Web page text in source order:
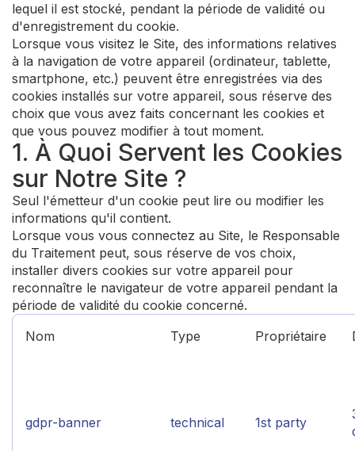
lequel il est stocké, pendant la période de validité ou
d'enregistrement du cookie.
Lorsque vous visitez le Site, des informations relatives
à la navigation de votre appareil (ordinateur, tablette,
smartphone, etc.) peuvent être enregistrées via des
cookies installés sur votre appareil, sous réserve des
choix que vous avez faits concernant les cookies et
que vous pouvez modifier à tout moment.
1. À Quoi Servent les Cookies
sur Notre Site ?
Seul l'émetteur d'un cookie peut lire ou modifier les
informations qu'il contient.
Lorsque vous vous connectez au Site, le Responsable
du Traitement peut, sous réserve de vos choix,
installer divers cookies sur votre appareil pour
reconnaître le navigateur de votre appareil pendant la
période de validité du cookie concerné.
Nom
Type Propriétaire
gdpr-banner technical 1st party